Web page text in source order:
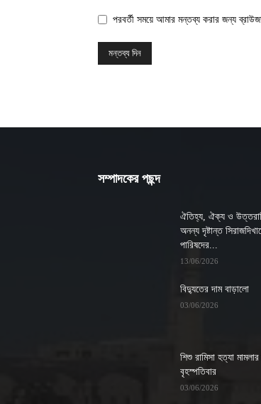
পরবর্তী সময়ে আমার মন্তব্য করার জন্য
সম্পাদকের পছন্দ
ঐতিহ্য, ঐক্য ও
অনন্য দৃষ্টান্ত
পারিষদের...
13/06/2026
বিদ্যুতের দাম বাড়ালো
03/06/2026
শিশু রামিসা হত্যা
বৃহস্পতিবার
03/06/2026